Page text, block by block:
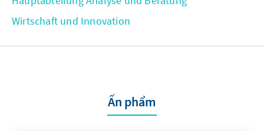
Wirtschaft und Innovation
Ấn phẩm